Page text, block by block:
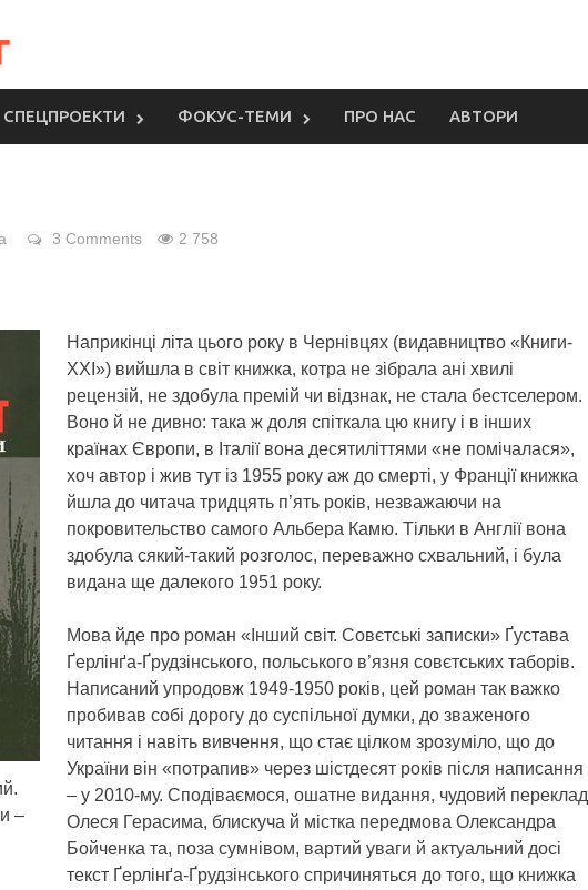
СПЕЦПРОЕКТИ ФОКУС-ТЕМИ ПРО НАС АВТОРИ
3 Comments 2 758
–
Наприкінці літа цього року в Чернівцях (видавництво «Книги-
ХХІ») вийшла в світ книжка, котра не зібрала ані хвилі
рецензій, не здобула премій чи відзнак, не стала бестселером.
Воно й не дивно: така ж доля спіткала цю книгу і в інших
країнах Європи, в Італії вона десятиліттями «не помічалася»,
хоч автор і жив тут із 1955 року аж до смерті, у Франції книжка
йшла до читача тридцять п’ять років, незважаючи на
покровительство самого Альбера Камю. Тільки в Англії вона
здобула сякий-такий розголос, переважно схвальний, і була
видана ще далекого 1951 року.
Мова йде про роман «Інший світ. Совєтські записки» Ґустава
Ґерлінґа-Ґрудзінського, польського в’язня совєтських таборів.
Написаний упродовж 1949-1950 років, цей роман так важко
пробивав собі дорогу до суспільної думки, до зваженого
читання і навіть вивчення, що стає цілком зрозуміло, що до
України він «потрапив» через шістдесят років після написання
– у 2010-му. Сподіваємося, ошатне видання, чудовий переклад
Олеся Герасима, блискуча й містка передмова Олександра
Бойченка та, поза сумнівом, вартий уваги й актуальний досі
текст Ґерлінґа-Ґрудзінського спричиняться до того, що книжка